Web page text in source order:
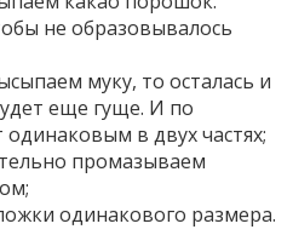
не образовывалось
муку, то осталась и
еще гуще. И по
одинаковым в двух частях;
промазываем
одинакового размера.